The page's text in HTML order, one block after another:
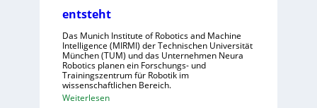
s
c
h
n
e
l
l
n
u
s
t
r
i
entsteht
Das Munich Institute of Robotics and Machine
Intelligence (MIRMI) der Technischen Universität
München (TUM) und das Unternehmen Neura
Robotics planen ein Forschungs- und
Trainingszentrum für Robotik im
wissenschaftlichen Bereich.
Weiterlesen: